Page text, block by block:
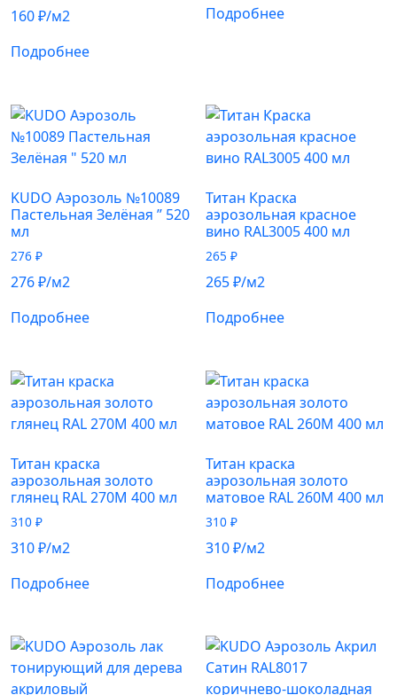
160₽/м2
Подробнее
Подробнее
KUDO Аэрозоль №10089
Пастельная Зелёная ” 520
мл
276 ₽
276₽/м2
Подробнее
Титан Краска
аэрозольная красное
вино RAL3005 400 мл
265₽
265₽/м2
Подробнее
Титан краска
аэрозольная золото
глянец RAL 270М 400 мл
310 ₽
310₽/м2
Подробнее
Титан краска
аэрозольная золото
матовое RAL 260М 400 мл
310₽
310₽/м2
Подробнее